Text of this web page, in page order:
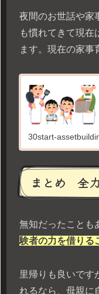
夜間のお世話や家
も慣れてきて現在
ます。現在の家事
30start-
まとめ 全
無知だったことも
験者の力を借りる
里帰りも良いです
れるなら、母親に